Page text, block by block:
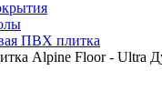
ПВХ плитка
Alpine Floor - Ultra